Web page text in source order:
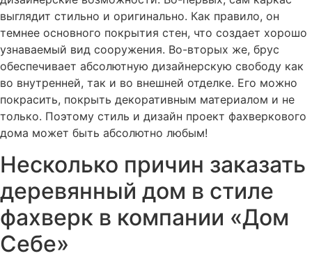
выглядит стильно и оригинально. Как правило, он
темнее основного покрытия стен, что создает хорошо
узнаваемый вид сооружения. Во-вторых же, брус
обеспечивает абсолютную дизайнерскую свободу как
во внутренней, так и во внешней отделке. Его можно
покрасить, покрыть декоративным материалом и не
только. Поэтому стиль и дизайн проект фахверкового
дома может быть абсолютно любым!
Несколько причин заказать
деревянный дом в стиле
фахверк в компании «Дом
Себе»